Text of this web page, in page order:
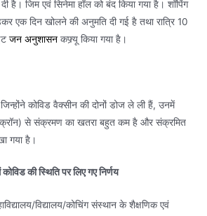
है। जिम एवं सिनेमा हॉल को बंद किया गया है। शॉपिंग
एक दिन खोलने की अनुमति दी गई है तथा रात्रि 10
जन अनुशासन कफ्र्यू किया गया है।
कोविड वैक्सीन की दोनों डोज ले ली हैं, उनमें
से संक्रमण का खतरा बहुत कम है और संक्रमित
गया है।
की स्थिति पर लिए गए निर्णय
विद्यालय/कोचिंग संस्थान के शैक्षणिक एवं